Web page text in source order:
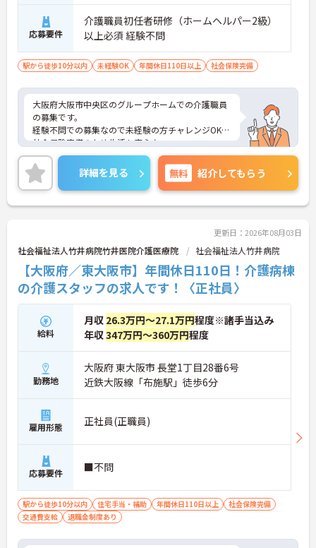
応募要件
介護職員初任者研修（ホームヘルパー2級）
以上必須 経験不問
駅から徒歩10分以内 未経験OK 年間休日110日以上 社会保険完備
大阪府大阪市中央区のグループホームでの介護職員
の募集です。
経験不問での募集なので未経験の方チャレンジOK！
社会保険完備のため生活も安心♪
ご興味のある方は、面接のポイントをお伝えします
のでお気軽にお問い合せください。
詳細を見る 無料 紹介してもらう
更新日：2026年08月03日
社会福祉法人竹井病院竹井医院介護医療院 社会福祉法人竹井病院
【大阪府／東大阪市】年間休日110日！介護病棟
の介護スタッフの求人です！〈正社員〉
給料
月収 26.3万円～27.1万円程度※諸手当込み
年収347万円～360万円程度
勤務地
大阪府 東大阪市 長堂1丁目28番6号
近鉄大阪線「布施駅」徒歩6分
雇用形態 正社員(正職員)
応募要件 ■不問
駅から徒歩10分以内 住宅手当・補助 年間休日110日以上
社会保険完備
交通費支給
退職金制度あり